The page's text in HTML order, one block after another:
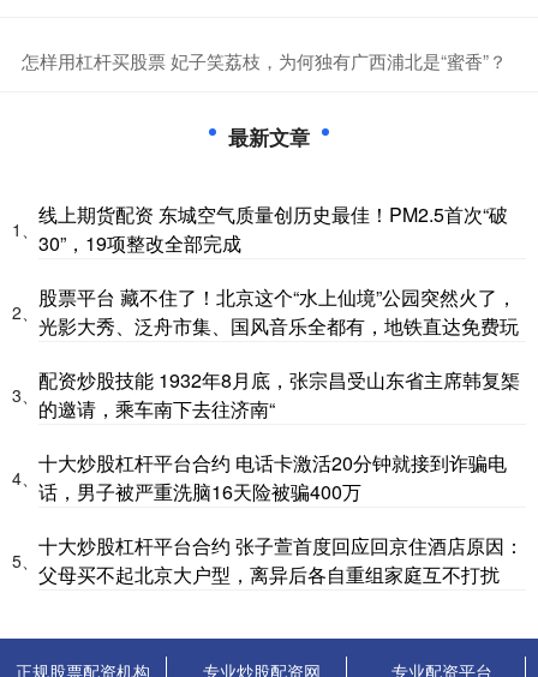
​怎样用杠杆买股票 ​妃子笑荔枝，为何独有广西浦北是“蜜香”？
最新文章
1、
线上期货配资 东城空气质量创历史最佳！PM2.5首次“破
30”，19项整改全部完成
2、
股票平台 藏不住了！北京这个“水上仙境”公园突然火了，
光影大秀、泛舟市集、国风音乐全都有，地铁直达免费玩
3、
配资炒股技能 1932年8月底，张宗昌受山东省主席韩复榘
的邀请，乘车南下去往济南“
4、
十大炒股杠杆平台合约 电话卡激活20分钟就接到诈骗电
话，男子被严重洗脑16天险被骗400万
5、
十大炒股杠杆平台合约 张子萱首度回应回京住酒店原因：
父母买不起北京大户型，离异后各自重组家庭互不打扰
正规股票配资机构 专业炒股配资网 专业配资平台